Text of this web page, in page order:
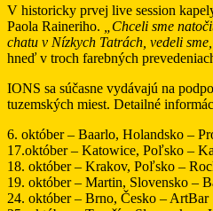
V historicky prvej live session
Paola Raineriho.
„Chceli sme
chatu v Nízkych Tatrách, vedeli
hneď v troch farebných
IONS sa súčasne vydávajú na
tuzemských miest. Detailné
6. október – Baarlo, Holandsko –
17.október – Katowice, Poľsko –
18. október – Krakov, Poľsko –
19. október – Martin, Slovensko –
24. október – Brno, Česko – ArtBar